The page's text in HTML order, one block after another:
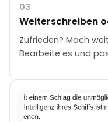
03
Weiterschreiben
Zufrieden? Mach
Bearbeite es und